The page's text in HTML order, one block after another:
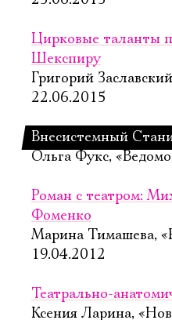
Цирковые таланты
Шекспиру
Григорий
22.06.2015
Внесистемный
Ольга Фукс,
Роман с театром:
Фоменко
Марина Тимашева,
19.04.2012
Театрально-
Ксения Ларина,